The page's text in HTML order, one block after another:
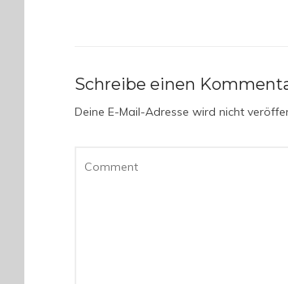
Schreibe einen
Deine E-Mail-Adresse wird nicht